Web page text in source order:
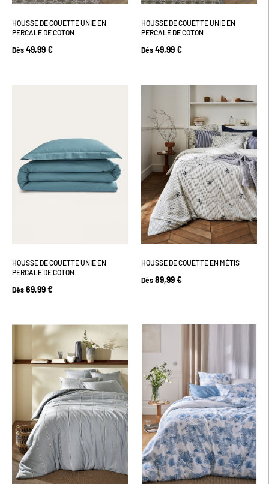
HOUSSE DE COUETTE UNIE EN
PERCALE DE COTON
Dès 49,99 €
HOUSSE DE COUETTE UNIE EN
PERCALE DE COTON
Dès 49,99 €
HOUSSE DE COUETTE UNIE EN
PERCALE DE COTON
Dès 69,99 €
HOUSSE DE COUETTE EN MÉTIS
Dès 89,99 €